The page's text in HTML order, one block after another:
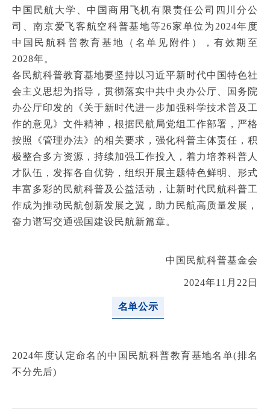
中国民航大学、中国商用飞机有限责任公司四川分公
司、南京爱飞客航空科普基地等26家单位为2024年度
中国民航科普教育基地（名单见附件），有效期至
2028年。
各民航科普教育基地要坚持以习近平新时代中国特色社
会主义思想为指导，贯彻落实中共中央办公厅、国务院
办公厅印发的《关于新时代进一步加强科学技术普及工
作的意见》文件精神，根据民航局党组工作部署，严格
按照《管理办法》的相关要求，强化科普主体责任，积
极整合多方资源，持续加强工作投入，着力培养科普人
才队伍，发挥各自优势，组织开展主题特色鲜明、形式
丰富多彩的民航科普及公益活动，让新时代民航科普工
作成为推动民航创新发展之翼，助力民航高质量发展，
奋力谱写交通强国建设民航新篇章。
中国民航科普基金会
2024年11月22日
名单公示
2024年度认定命名的中国民航科普教育基地名单(排名
不分先后)